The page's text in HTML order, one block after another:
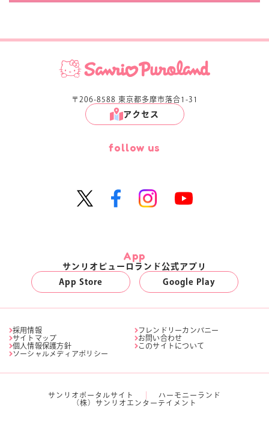
〒206-8588 東京都多摩市落合1-31
アクセス
follow us
App
サンリオピューロランド公式アプリ
App Store
Google Play
採用情報
フレンドリーカンパニー
サイトマップ
お問い合わせ
個人情報保護方針
このサイトについて
ソーシャルメディアポリシー
サンリオポータルサイト
ハーモニーランド
（株）サンリオエンターテイメント